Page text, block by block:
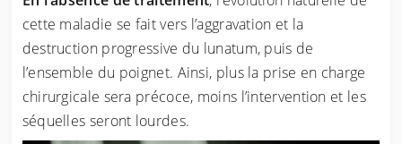
cette maladie se fait vers l’aggravation et la
destruction progressive du lunatum, puis de
l’ensemble du poignet. Ainsi, plus la prise en charge
chirurgicale sera précoce, moins l’intervention et les
séquelles seront lourdes.